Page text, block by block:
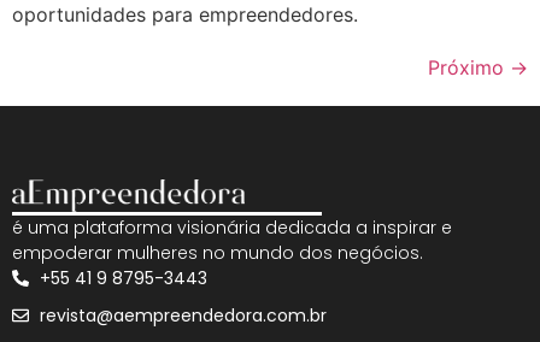
oportunidades para empreendedores.
Próximo →
é uma plataforma visionária dedicada a inspirar e
empoderar mulheres no mundo dos negócios.
+55 41 9 8795-3443
revista@aempreendedora.com.br